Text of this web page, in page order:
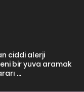
ciddi alerji
bir yuva aramak
...